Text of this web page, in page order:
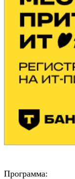
Программа: